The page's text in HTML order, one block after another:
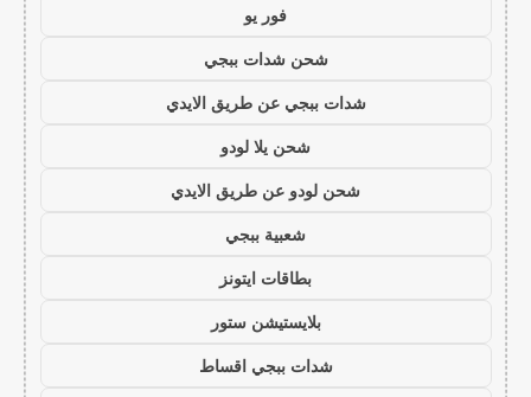
فور يو
شحن شدات ببجي
شدات ببجي عن طريق الايدي
شحن يلا لودو
شحن لودو عن طريق الايدي
شعبية ببجي
بطاقات ايتونز
بلايستيشن ستور
شدات ببجي اقساط